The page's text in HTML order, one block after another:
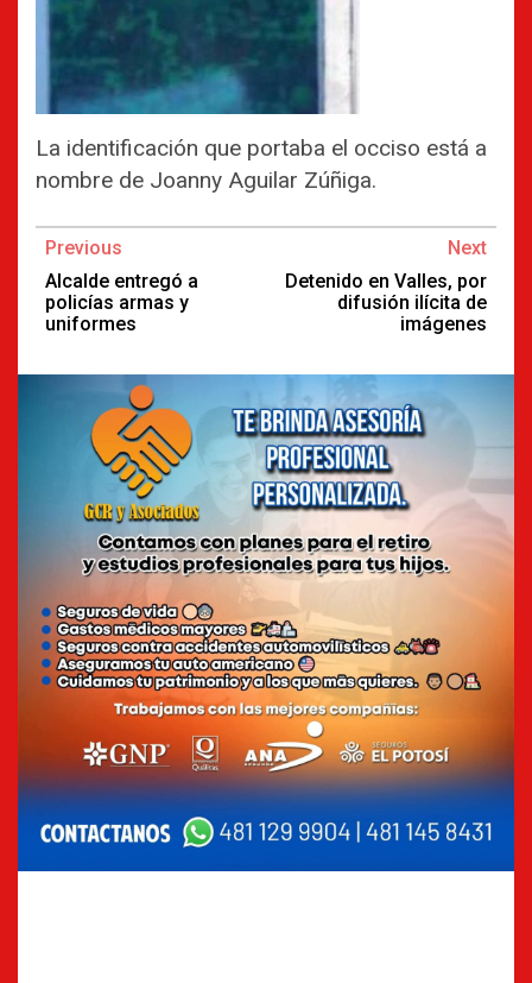
La identificación que portaba el occiso está a
nombre de Joanny Aguilar Zúñiga.
Continue
Reading
Previous
Alcalde entregó a
policías armas y
uniformes
Next
Detenido en Valles, por
difusión ilícita de
imágenes